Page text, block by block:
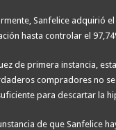
Sanfelice adquirió
hasta controlar el
de primera instancia,
compradores no
para descartar la
de que Sanfelice